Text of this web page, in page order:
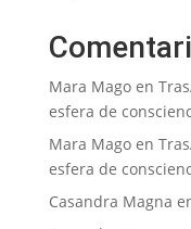
Mara Magoen
esfera de
Mara Magoen
esfera de
Casandra Magna